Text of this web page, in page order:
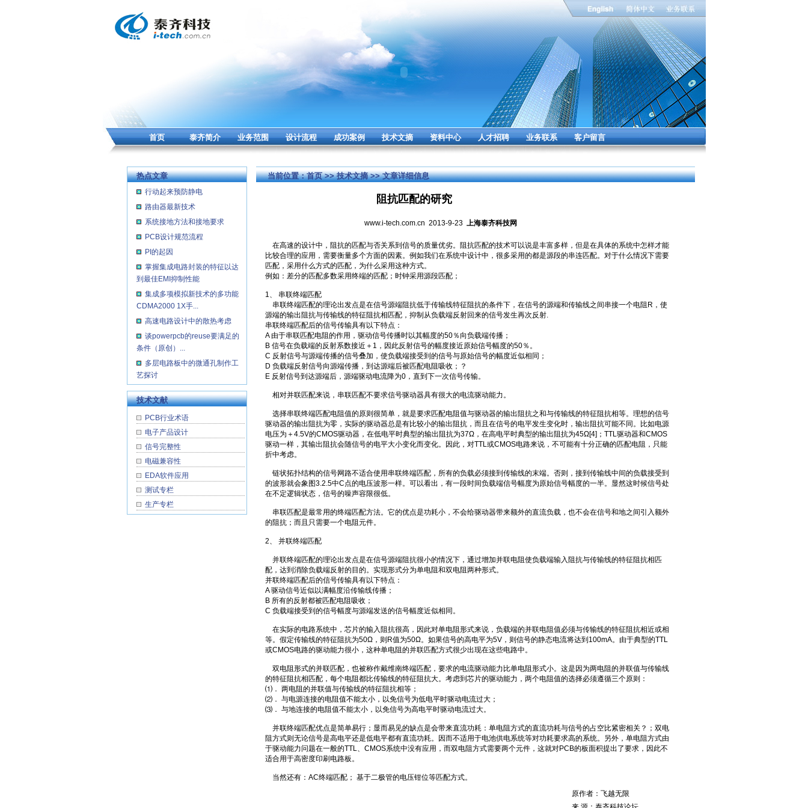
首页 泰齐简介 业务范围 设计流程 成功案例 技术文摘 资料中心 人才招聘 业务联系 客户留言
热点文章
行动起来预防静电
路由器最新技术
系统接地方法和接地要求
PCB设计规范流程
PI的起因
掌握集成电路封装的特征以达
到最佳EMI抑制性能
集成多项模拟新技术的多功能
CDMA2000 1X手...
高速电路设计中的散热考虑
谈powerpcb的reuse要满足的
条件（原创）...
多层电路板中的微通孔制作工
艺探讨
技术文献
PCB行业术语
电子产品设计
信号完整性
电磁兼容性
EDA软件应用
测试专栏
生产专栏
当前位置：首页>>技术文摘>> 文章详细信息
阻抗匹配的研究
www.i-tech.com.cn 2013-9-23 上海泰齐科技网
在高速的设计中，阻抗的匹配与否关系到信号的质量优劣。阻抗匹配的技术可以说是丰富多样，但是在具体的系统中怎样才能
比较合理的应用，需要衡量多个方面的因素。例如我们在系统中设计中，很多采用的都是源段的串连匹配。对于什么情况下需要
匹配，采用什么方式的匹配，为什么采用这种方式。
例如：差分的匹配多数采用终端的匹配；时钟采用源段匹配；
1、 串联终端匹配
串联终端匹配的理论出发点是在信号源端阻抗低于传输线特征阻抗的条件下，在信号的源端和传输线之间串接一个电阻R，使
源端的输出阻抗与传输线的特征阻抗相匹配，抑制从负载端反射回来的信号发生再次反射.
串联终端匹配后的信号传输具有以下特点：
A 由于串联匹配电阻的作用，驱动信号传播时以其幅度的50％向负载端传播；
B 信号在负载端的反射系数接近＋1，因此反射信号的幅度接近原始信号幅度的50％。
C 反射信号与源端传播的信号叠加，使负载端接受到的信号与原始信号的幅度近似相同；
D 负载端反射信号向源端传播，到达源端后被匹配电阻吸收；？
E 反射信号到达源端后，源端驱动电流降为0，直到下一次信号传输。
相对并联匹配来说，串联匹配不要求信号驱动器具有很大的电流驱动能力。
选择串联终端匹配电阻值的原则很简单，就是要求匹配电阻值与驱动器的输出阻抗之和与传输线的特征阻抗相等。理想的信号
驱动器的输出阻抗为零，实际的驱动器总是有比较小的输出阻抗，而且在信号的电平发生变化时，输出阻抗可能不同。比如电源
电压为＋4.5V的CMOS驱动器，在低电平时典型的输出阻抗为37Ω，在高电平时典型的输出阻抗为45Ω[4]；TTL驱动器和CMOS
驱动一样，其输出阻抗会随信号的电平大小变化而变化。因此，对TTL或CMOS电路来说，不可能有十分正确的匹配电阻，只能
折中考虑。
链状拓扑结构的信号网路不适合使用串联终端匹配，所有的负载必须接到传输线的末端。否则，接到传输线中间的负载接受到
的波形就会象图3.2.5中C点的电压波形一样。可以看出，有一段时间负载端信号幅度为原始信号幅度的一半。显然这时候信号处
在不定逻辑状态，信号的噪声容限很低。
串联匹配是最常用的终端匹配方法。它的优点是功耗小，不会给驱动器带来额外的直流负载，也不会在信号和地之间引入额外
的阻抗；而且只需要一个电阻元件。
2、 并联终端匹配
并联终端匹配的理论出发点是在信号源端阻抗很小的情况下，通过增加并联电阻使负载端输入阻抗与传输线的特征阻抗相匹
配，达到消除负载端反射的目的。实现形式分为单电阻和双电阻两种形式。
并联终端匹配后的信号传输具有以下特点：
A 驱动信号近似以满幅度沿传输线传播；
B 所有的反射都被匹配电阻吸收；
C 负载端接受到的信号幅度与源端发送的信号幅度近似相同。
在实际的电路系统中，芯片的输入阻抗很高，因此对单电阻形式来说，负载端的并联电阻值必须与传输线的特征阻抗相近或相
等。假定传输线的特征阻抗为50Ω，则R值为50Ω。如果信号的高电平为5V，则信号的静态电流将达到100mA。由于典型的TTL
或CMOS电路的驱动能力很小，这种单电阻的并联匹配方式很少出现在这些电路中。
双电阻形式的并联匹配，也被称作戴维南终端匹配，要求的电流驱动能力比单电阻形式小。这是因为两电阻的并联值与传输线
的特征阻抗相匹配，每个电阻都比传输线的特征阻抗大。考虑到芯片的驱动能力，两个电阻值的选择必须遵循三个原则：
⑴． 两电阻的并联值与传输线的特征阻抗相等；
⑵． 与电源连接的电阻值不能太小，以免信号为低电平时驱动电流过大；
⑶． 与地连接的电阻值不能太小，以免信号为高电平时驱动电流过大。
并联终端匹配优点是简单易行；显而易见的缺点是会带来直流功耗：单电阻方式的直流功耗与信号的占空比紧密相关？；双电
阻方式则无论信号是高电平还是低电平都有直流功耗。因而不适用于电池供电系统等对功耗要求高的系统。另外，单电阻方式由
于驱动能力问题在一般的TTL、CMOS系统中没有应用，而双电阻方式需要两个元件，这就对PCB的板面积提出了要求，因此不
适合用于高密度印刷电路板。
当然还有：AC终端匹配； 基于二极管的电压钳位等匹配方式。
原作者：飞越无限